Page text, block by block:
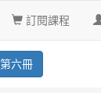
訂閱課程
第六冊